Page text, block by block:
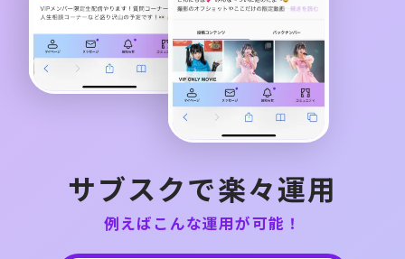
サブスクで楽々運用
例えばこんな運用が可能！